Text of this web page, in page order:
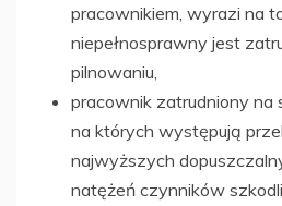
pracownikiem, wyrazi na
niepełnosprawny jest
pilnowaniu,
pracownik zatrudniony na
na których występują
najwyższych
natężeń czynników